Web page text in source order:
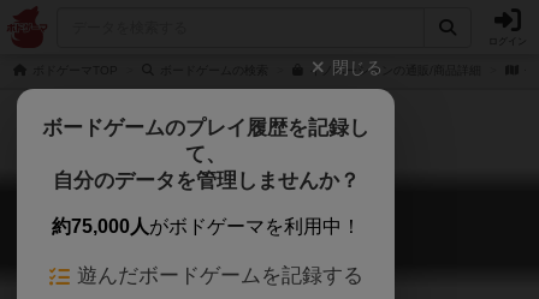
イノベーションの通販/商品詳細
イノベーション
Innovation
閉じる
ボードゲームのプレイ履歴を記録し
て、
自分のデータを管理しませんか？
約75,000人がボドゲーマを利用中！
遊んだボードゲームを記録する